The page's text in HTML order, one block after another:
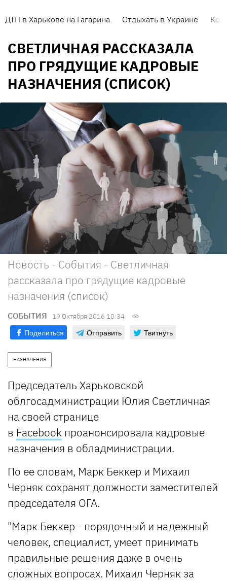
ДТП в Харькове на Гагарина Отдыхать в Украине
СВЕТЛИЧНАЯ РАССКАЗАЛА
ПРО ГРЯДУЩИЕ КАДРОВЫЕ
НАЗНАЧЕНИЯ (СПИСОК)
Новость - События - Светличная
рассказала про грядущие кадровые
назначения (список)
СОБЫТИЯ 19 Октября 2016 10:34
Поделиться Отправить Твитнуть
НАЗНАЧЕНИЯ
Председатель Харьковской
облгосадминистрации Юлия Светличная
на своей странице
в Facebook проанонсировала кадровые
назначения в обладминистрации.
По ее словам, Марк Беккер и Михаил
Черняк сохранят должности заместителей
председателя ОГА.
"Марк Беккер - порядочный и надежный
человек, специалист, умеет принимать
правильные решения даже в очень
сложных вопросах. Михаил Черняк за